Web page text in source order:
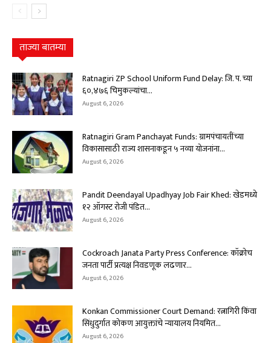
ताज्या बातम्या
Ratnagiri ZP School Uniform Fund Delay: जि. प. च्या
६०,४७६ चिमुकल्यांचा...
August 6, 2026
Ratnagiri Gram Panchayat Funds: ग्रामपंचायतींच्या
विकासासाठी राज्य शासनाकडून ५ नव्या योजनांना...
August 6, 2026
Pandit Deendayal Upadhyay Job Fair Khed: खेडमध्ये
१२ ऑगस्ट रोजी पंडित...
August 6, 2026
Cockroach Janata Party Press Conference: कॉक्रोच
जनता पार्टी प्रत्यक्ष निवडणूक लढणार...
August 6, 2026
Konkan Commissioner Court Demand: रत्नागिरी किंवा
सिंधुदुर्गात कोकण आयुक्तांचे न्यायालय नियमित...
August 6, 2026